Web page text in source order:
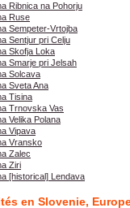
Ribnica na Pohorju
Ruse
Sempeter-Vrtojba
Sentjur pri Celju
Skofja Loka
Smarje pri Jelsah
Solcava
Sveta Ana
Tisina
Trnovska Vas
Velika Polana
Vipava
Vransko
Zalec
Ziri
[historical] Lendava
en Slovenie,